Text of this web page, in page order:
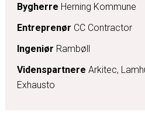
Bygherre Herning Kommune
Entreprenør CC Contractor
Ingeniør Rambøll
Videnspartnere Arkitec,
Exhausto